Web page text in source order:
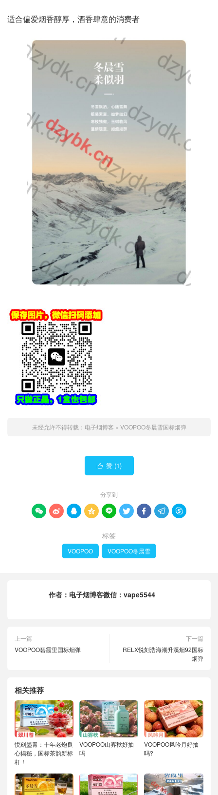
适合偏爱烟香醇厚，酒香肆意的消费者
未经允许不得转载： 电子烟博客 » VOOPOO冬晨雪国标烟弹
 赞 (1)
分享到
        
标签
VOOPOO VOOPOO冬晨雪
作者： 电子烟博客微信：vape5544
上一篇
VOOPOO碧霞里国标烟弹
下一篇
RELX悦刻浩海潮升溪烟92国标
烟弹
相关推荐
悦刻墨青：十年老炮良
心揭秘，国标茶韵新标
杆！
VOOPOO山雾秋好抽
吗
VOOPOO风吟月好抽
吗?